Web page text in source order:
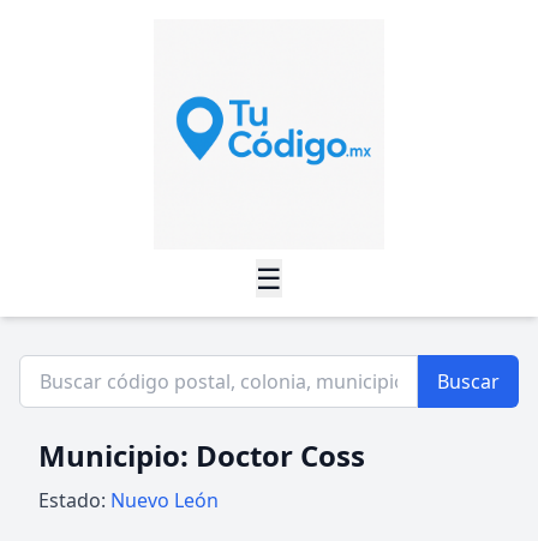
☰
Buscar
Municipio: Doctor Coss
Estado: Nuevo León